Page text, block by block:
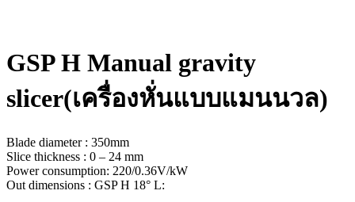
GSP H Manual gravity
slicer(เครื่องหั่นแบบแมนนวล)
Blade diameter : 350mm
Slice thickness : 0 – 24 mm
Power consumption: 220/0.36V/kW
Out dimensions : GSP H 18° L: